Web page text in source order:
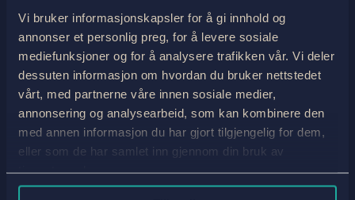
Vi bruker informasjonskapsler for å gi innhold og
annonser et personlig preg, for å levere sosiale
mediefunksjoner og for å analysere trafikken vår. Vi deler
dessuten informasjon om hvordan du bruker nettstedet
vårt, med partnerne våre innen sosiale medier,
annonsering og analysearbeid, som kan kombinere den
med annen informasjon du har gjort tilgjengelig for dem,
eller som de har samlet inn gjennom din bruk av
tjenestene deres.